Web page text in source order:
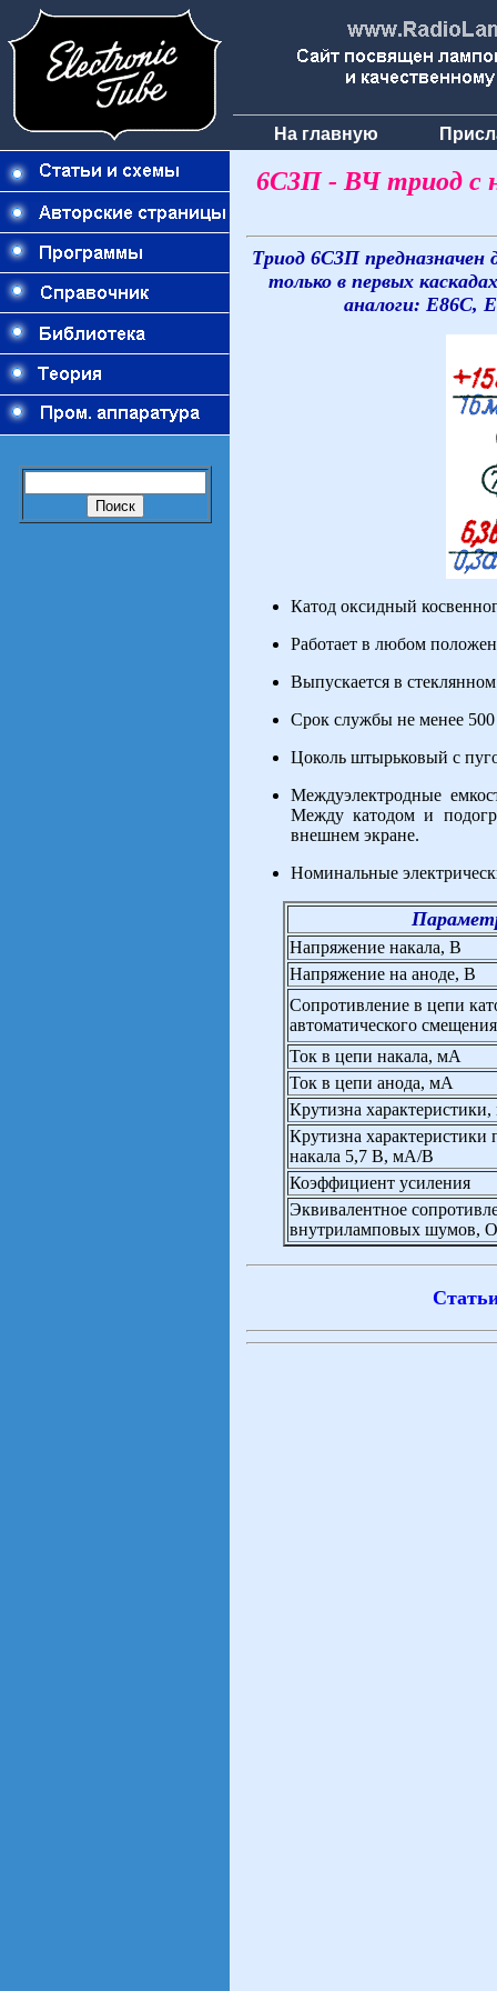
На главную
6С3П - ВЧ триод с
Триод 6С3П предназначен
только в первых
аналоги: E86C,
Катод оксидный
Работает в любом
Выпускается в
Срок службы не менее 500
Цоколь штырьковый с
Междуэлектродные
Между катодом и
внешнем экране.
Номинальные
Напряжение накала, В
Напряжение на аноде, В
Сопротивление в цепи
автоматического
Ток в цепи накала, мА
Ток в цепи анода, мА
Крутизна
Крутизна
накала 5,7 В, мА/В
Коэффициент усиления
Эквивалентное
внутриламповых шумов,